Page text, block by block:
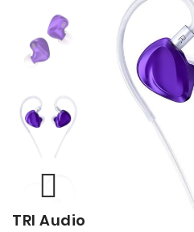
TRI Audio
the
gallery
beginning
the
gallery